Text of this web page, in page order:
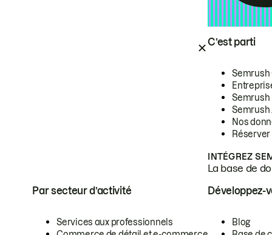
C’est parti
Semrush
Semrush
Semrush
Nos
INTÉGREZ
La base de
Par secteur d’activité
Services aux professionnels
Développez-
Blog